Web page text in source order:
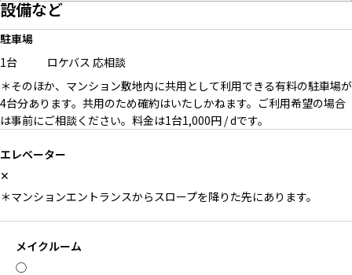
設備など
駐車場
1台
ロケバス 応相談
＊そのほか、マンション敷地内に共用として利用できる有料の駐車場が
4台分あります。共用のため確約はいたしかねます。ご利用希望の場合
は事前にご相談ください。料金は1台1,000円 / dです。
エレベーター
✕
＊マンションエントランスからスロープを降りた先にあります。
メイクルーム
◯